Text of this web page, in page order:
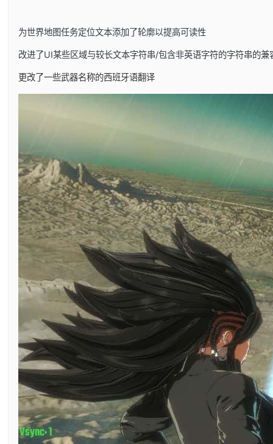
为世界地图任务定位文本添加了轮廓以提高可读性
改进了UI某些区域与较长文本字符串/包含非英语字符的字符串的兼
更改了一些武器名称的西班牙语翻译